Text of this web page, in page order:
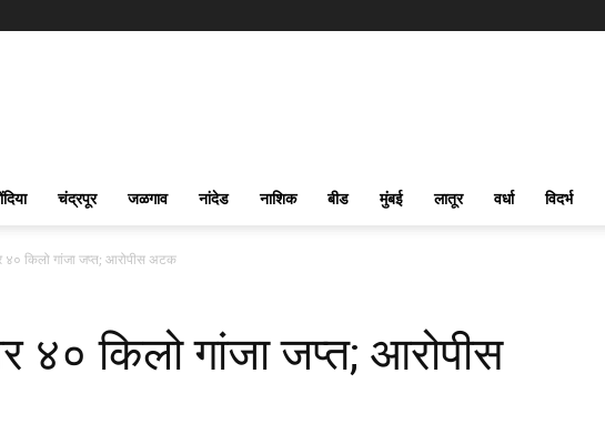
चंद्रपूर जळगाव नांदेड नाशिक बीड मुंबई लातूर वर्धा विदर्भ
४० किलो गांजा जप्त; आरोपीस अटक
४० किलो गांजा जप्त; आरोपीस